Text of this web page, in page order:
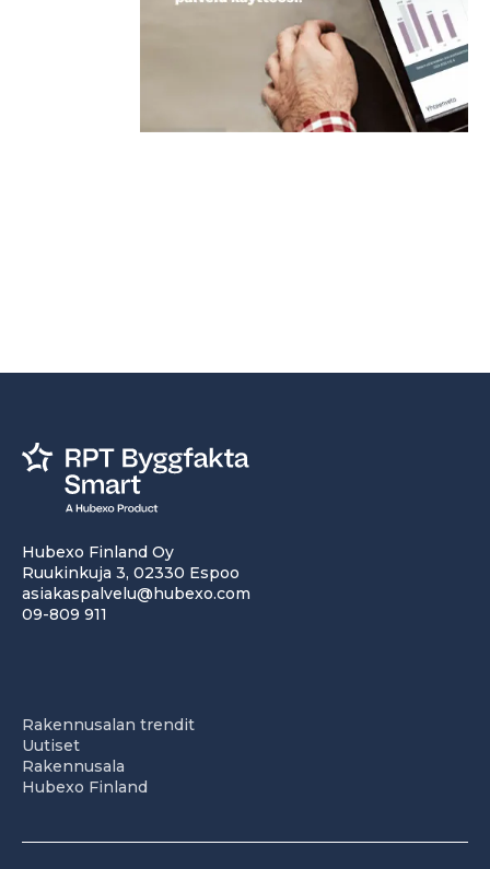
Hubexo Finland Oy
Ruukinkuja 3, 02330 Espoo
asiakaspalvelu@hubexo.com
09-809 911
Rakennusalan trendit
Uutiset
Rakennusala
Hubexo Finland